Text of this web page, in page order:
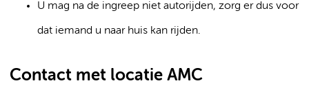
U mag na de ingreep niet autorijden, zorg er dus voor
dat iemand u naar huis kan rijden.
Contact met locatie AMC